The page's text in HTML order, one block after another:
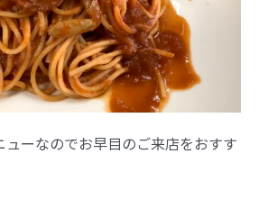
ューなのでお早目のご来店をおすす